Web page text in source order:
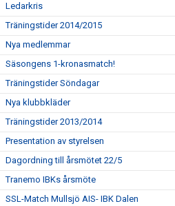
Ledarkris
Träningstider 2014/2015
Nya medlemmar
Säsongens 1-kronasmatch!
Träningstider Söndagar
Nya klubbkläder
Träningstider 2013/2014
Presentation av styrelsen
Dagordning till årsmötet 22/5
Tranemo IBKs årsmöte
SSL-Match Mullsjö AIS- IBK Dalen